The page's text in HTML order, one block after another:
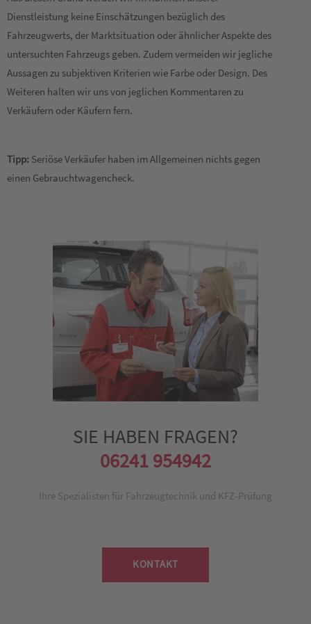
Dienstleistung keine Einschätzungen bezüglich des
Fahrzeugwerts, der Marktsituation oder ähnlicher Aspekte des
untersuchten Fahrzeugs geben. Zudem vermeiden wir jegliche
Aussagen zu subjektiven Kriterien wie Farbe oder Design. Des
Weiteren halten wir uns von jeglichen Kommentaren zu
Verkäufern oder Käufern fern.
Tipp: Seriöse Verkäufer haben im Allgemeinen nichts gegen
einen Gebrauchtwagencheck.
SIE HABEN FRAGEN?
06241 954942
Ihre Spezialisten für Fahrzeugtechnik und KFZ-Prüfung
KONTAKT